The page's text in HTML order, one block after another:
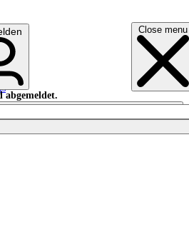
Close menu
abgemeldet.
Anmelden